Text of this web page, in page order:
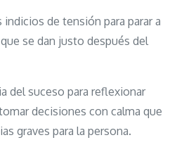
de tensión para parar a
se dan justo después del
del suceso para reflexionar
decisiones con calma que
graves para la persona.